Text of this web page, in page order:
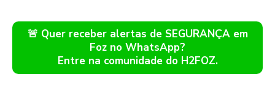
🚨 Quer receber alertas de SEGURANÇA em
Foz no WhatsApp?
Entre na comunidade do H2FOZ.